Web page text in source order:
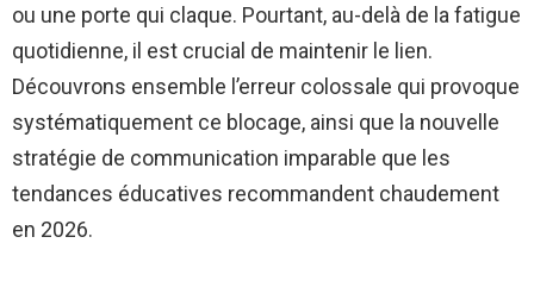
ou une porte qui claque. Pourtant, au-delà de la fatigue
quotidienne, il est crucial de maintenir le lien.
Découvrons ensemble l’erreur colossale qui provoque
systématiquement ce blocage, ainsi que la nouvelle
stratégie de communication imparable que les
tendances éducatives recommandent chaudement
en 2026.